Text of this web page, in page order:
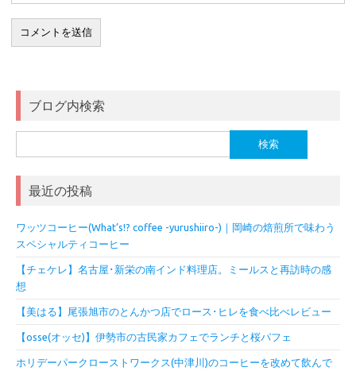
ブログ内検索
索:
最近の投稿
ワッツコーヒー(What’s!? coffee -yurushiiro-)｜岡崎の焙煎所で味わう
スペシャルティコーヒー
【チェケレ】名古屋･新栄の南インド料理店。ミールスと再訪時の感
想
【美はる】尾張旭市のとんかつ店でロース･ヒレを食べ比べレビュー
【osse(オッセ)】伊勢市の古民家カフェでランチと桜パフェ
ホリデーパークローストワークス(中津川)のコーヒーを改めて飲んで